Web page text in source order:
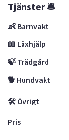
Tjänster 🛎
👶 Barnvakt
📖 Läxhjälp
🍃 Trädgård
🐕 Hundvakt
🛠 Övrigt
Pris